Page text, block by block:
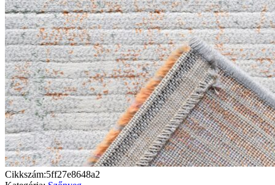
Cikkszám:5ff27e8648a2